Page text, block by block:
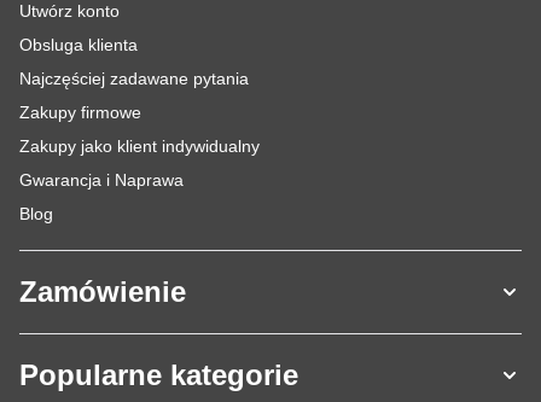
Utwórz konto
Obsluga klienta
Najczęściej zadawane pytania
Zakupy firmowe
Zakupy jako klient indywidualny
Gwarancja i Naprawa
Blog
Zamówienie
Popularne kategorie